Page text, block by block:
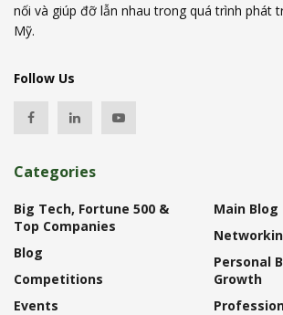
nối và giúp đỡ lẫn nhau trong quá trình phát
Mỹ.
Follow Us
Categories
Big Tech, Fortune 500 &
Top Companies
Blog
Competitions
Events
Main Blog
Personal
Growth